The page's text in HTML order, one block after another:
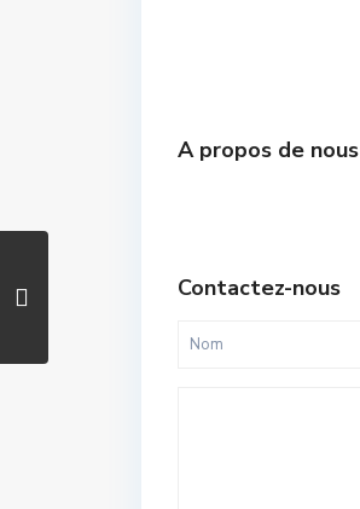
A propos de nous
Contactez-nous